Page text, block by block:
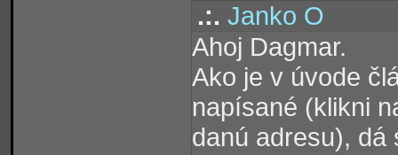
.:. Janko O
Ahoj Dagmar.
Ako je v úvode
napísané (klikni
danú adresu), dá